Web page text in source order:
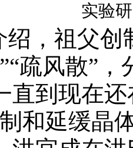
实验
绍，祖父创
疏风散”
直到现在
和延缓晶